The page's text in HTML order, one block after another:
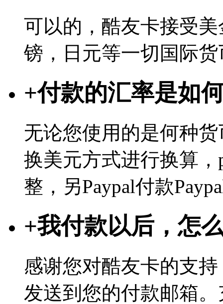
可以的，酷友卡接受
镑，日元等一切国际
+付款的汇率是如
无论您使用的是何种
换美元方式进行换算
整，另Paypal付款
+我付款以后，怎
感谢您对酷友卡的支
发送到您的付款邮箱